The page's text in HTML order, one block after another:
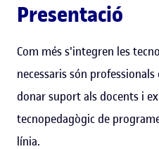
Presentació
Com més s'integren les
necessaris són
donar suport als docents i
tecnopedagògic de
línia.